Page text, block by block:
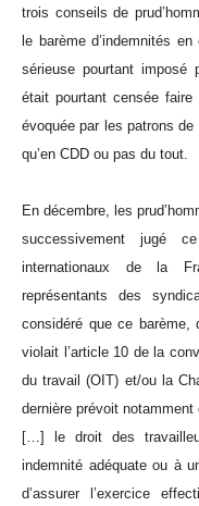
trois conseils de
le barème d’indemnités
sérieuse pourtant imposé
était pourtant censée faire
évoquée par les patrons
qu’en CDD ou pas du tout.
En décembre, les
successivement jugé
internationaux de la
représentants des
considéré que ce barème,
violait l’article 10 de la
du travail (OIT) et/ou la
dernière prévoit
[…] le droit des
indemnité adéquate ou à
d’assurer l’exercice